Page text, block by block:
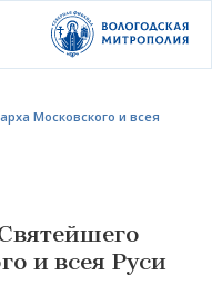
Московского и всея
и всея Руси